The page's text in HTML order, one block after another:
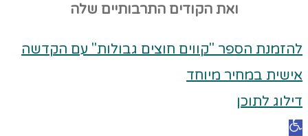
ואת הקודים התרבותיים שלה
להזמנת הספר "קווים חוצים גבולות" עם הקדשה
אישית במחיר מיוחד
דילוג לתוכן
פתח